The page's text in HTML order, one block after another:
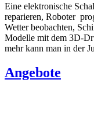
Eine elektronische
reparieren, Roboter
Wetter beobachten,
Modelle mit dem 3D-
mehr kann man in der
Angebote